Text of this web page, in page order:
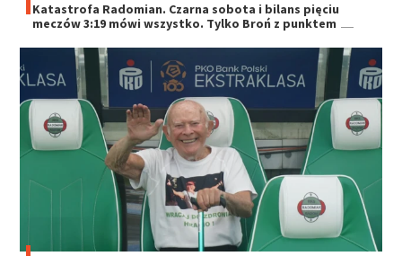
Katastrofa Radomian. Czarna sobota i bilans pięciu
meczów 3:19 mówi wszystko. Tylko Broń z punktem